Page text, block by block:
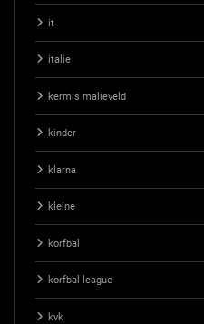
it
italie
kermis malieveld
kinder
klarna
kleine
korfbal
korfbal league
kvk